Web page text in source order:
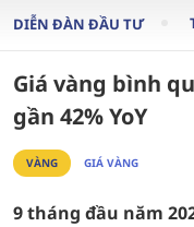
DIỄN ĐÀN ĐẦU TƯ
Giá vàng bình
gần 42% YoY
VÀNG GIÁ VÀNG
9 tháng đầu năm